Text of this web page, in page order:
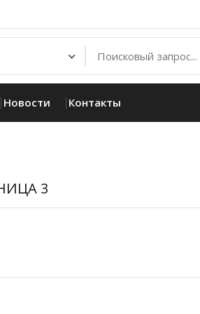
Новости Контакты
3